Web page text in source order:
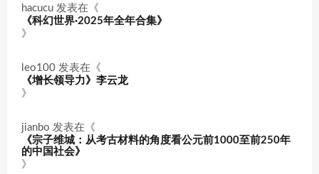
hacucu 发表在《
《科幻世界·2025年全年合集》
》
leo100 发表在《
《增长领导力》李云龙
》
jianbo 发表在《
《宗子维城：从考古材料的角度看公元前1000至前250年
的中国社会》
》